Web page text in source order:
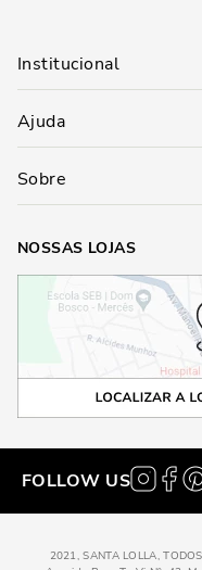
Institucional
Ajuda
Sobre
NOSSAS LOJAS
FOLLOW US
2021, SANTA LOLLA,